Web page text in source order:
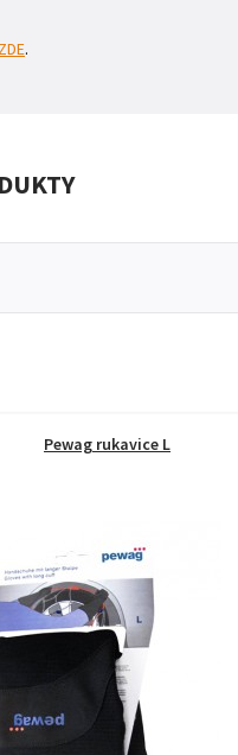
ZDE.
Pewag rukavice L